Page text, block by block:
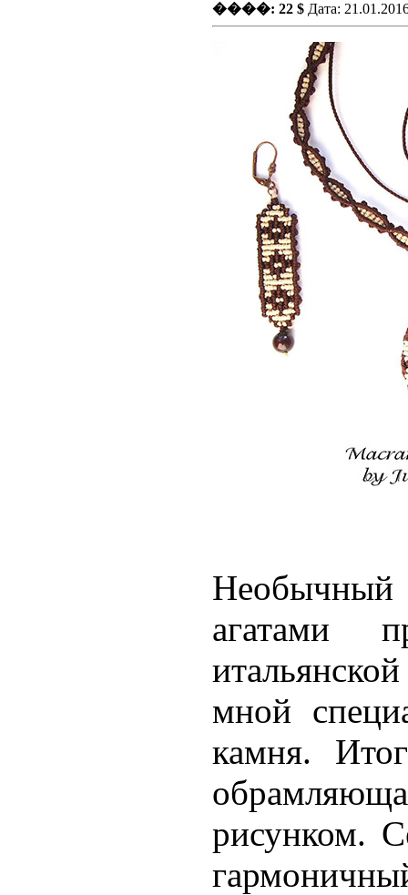
����: 22 $ Дата:
Необычный
агатами
мной
камня.
рисунком.